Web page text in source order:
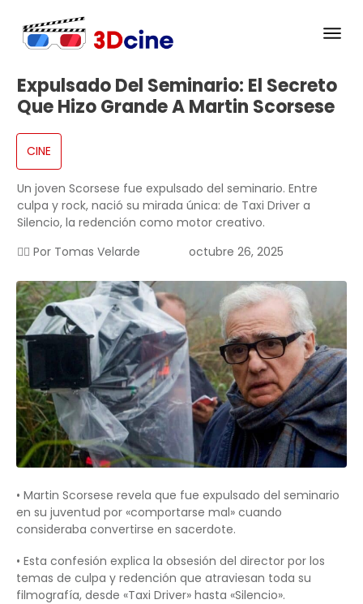
Expulsado Del Seminario: El Secreto
Que Hizo Grande A Martin Scorsese
CINE
Un joven Scorsese fue expulsado del seminario. Entre
culpa y rock, nació su mirada única: de Taxi Driver a
Silencio, la redención como motor creativo.
✍🏻 Por Tomas Velarde octubre 26, 2025
• Martin Scorsese revela que fue expulsado del seminario
en su juventud por «comportarse mal» cuando
consideraba convertirse en sacerdote.
• Esta confesión explica la obsesión del director por los
temas de culpa y redención que atraviesan toda su
filmografía, desde «Taxi Driver» hasta «Silencio».